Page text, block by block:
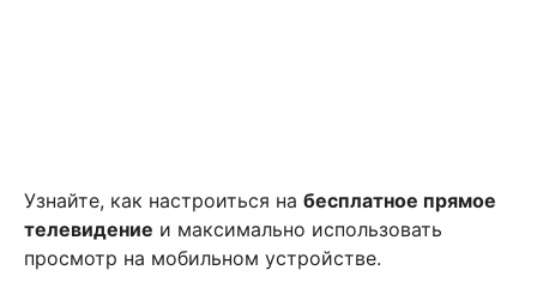
Узнайте, как настроиться на бесплатное прямое
телевидение и максимально использовать
просмотр на мобильном устройстве.